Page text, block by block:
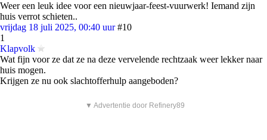
Weer een leuk idee voor een nieuwjaar-feest-vuurwerk! Iemand zijn
huis verrot schieten..
vrijdag 18 juli 2025, 00:40 uur #10
1
Klapvolk
Wat fijn voor ze dat ze na deze vervelende rechtzaak weer lekker naar
huis mogen.
Krijgen ze nu ook slachtofferhulp aangeboden?
▼ Advertentie door Refinery89